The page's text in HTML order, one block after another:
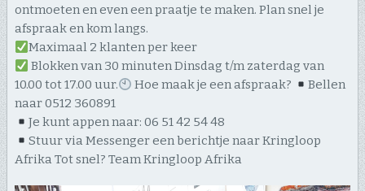
ontmoeten en even een praatje te maken. Plan snel je
afspraak en kom langs.
Maximaal 2 klanten per keer
Blokken van 30 minuten Dinsdag t/m zaterdag van
10.00 tot 17.00 uur.
Hoe maak je een afspraak?
Bellen
naar 0512 360891
Je kunt appen naar: 06 51 42 54 48
Stuur via Messenger een berichtje naar Kringloop
Afrika Tot snel? Team Kringloop Afrika